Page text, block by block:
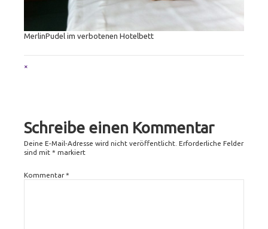
MerlinPudel im verbotenen Hotelbett
Full
×
Schreibe einen Kommentar
Deine E-Mail-Adresse wird nicht veröffentlicht. Erforderliche Felder
sind mit * markiert
Kommentar*